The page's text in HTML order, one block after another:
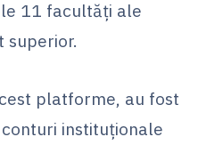
11 facultăți ale
superior.
platforme, au fost
instituționale